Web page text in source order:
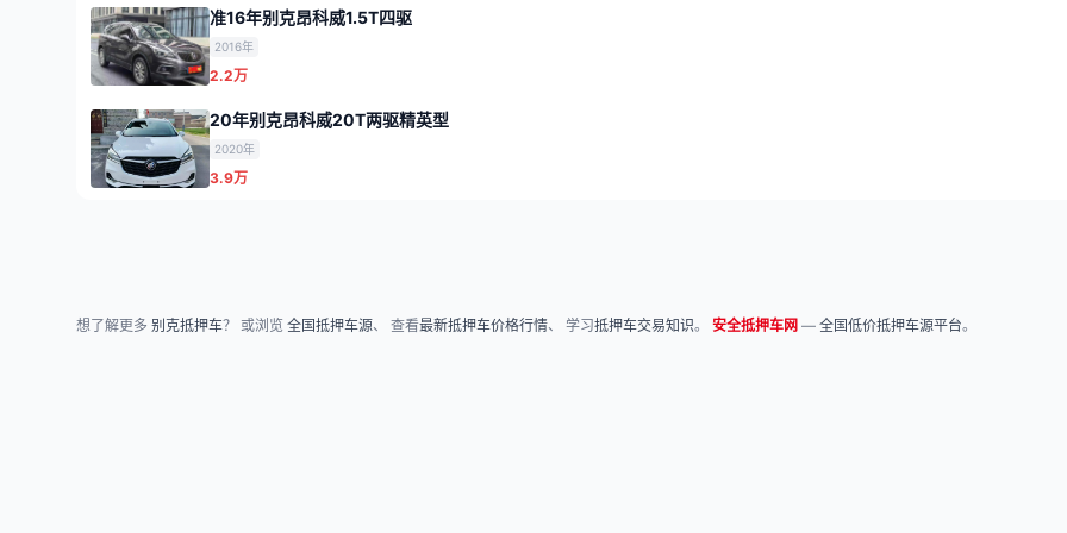
准16年别克昂科威1.5T四驱
2016年
2.2万
20年别克昂科威20T两驱精英型
2020年
3.9万
想了解更多 别克抵押车？ 或浏览 全国抵押车源、 查看最新抵押车价格行情、 学习抵押车交易知识。 安全抵押车网 — 全国低价抵押车源平台。